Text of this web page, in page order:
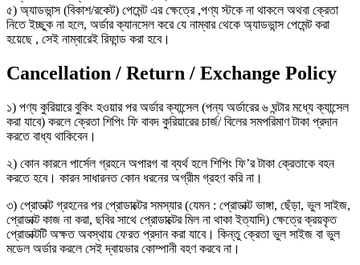
৫) অ্যাডভান্স (বিকাশ/রকেট) পেমেন্ট এর ক্ষেত্রে ,পণ্য স্টকে না থাকলে অথবা ক্রেতা
নিতে ইচ্ছুক না হলে, অর্ডার ক্যানসেল করে যে নাম্বার থেকে অ্যাডভান্স পেমেন্ট করা
হয়েছে , সেই নাম্বারেই রিফান্ড করা হবে।
Cancellation / Return / Exchange Policy
১) পণ্য কুরিয়ারে বুকিং হওয়ার পর অর্ডার ক্যান্সেল (পন্য অর্ডারের ৬ ঘন্টার মধ্যে ক্যান্সেল
করা যাবে) করলে ক্রেতা শিপিং ফি বাবদ কুরিয়ারের চার্জ/ বিলের সমপরিমাণ টাকা প্রদান
করতে বাধ্য থাকিবেন।
২) কোন কারনে পার্সেল গ্রহনে অপারগ বা ব্যর্থ হলে শিপিং ফি’র টাকা ক্রেতাকে বহন
করতে হবে। কারন সাধারনত কোন ধরনের অগ্রীম গ্রহণ করি না।
৩) প্রোডাক্ট গ্রহনের পর প্রোডাক্টের সমস্যার (যেমন : প্রোডাক্ট ভাঙ্গা, ছেঁড়া, ভুল সাইজ,
প্রোডাক্ট কাজ না করা, ছবির সাথে প্রোডাক্টের মিল না থাকা ইত্যাদি) ক্ষেত্রে ক্রয়কৃত
প্রোডাক্টটি অক্ষত অবস্থায় ফেরত প্রদান করা যাবে। কিন্তু ক্রেতা ভুল সাইজ বা ভুল
মডেল অর্ডার করলে সেই দ্বায়ভার কোম্পানী বহণ করবে না।